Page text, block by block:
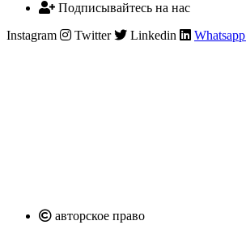
Подписывайтесь на нас
Instagram
Twitter Linkedin Whatsapp
авторское право